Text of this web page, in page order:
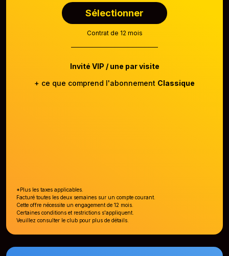
Sélectionner
Contrat de 12 mois
Invité VIP / une par visite
+ ce que comprend l'abonnement Classique
*Plus les taxes applicables.
Facturé toutes les deux semaines sur un compte courant.
Cette offre nécessite un engagement de 12 mois.
Certaines conditions et restrictions s'appliquent.
Veuillez consulter le club pour plus de détails.